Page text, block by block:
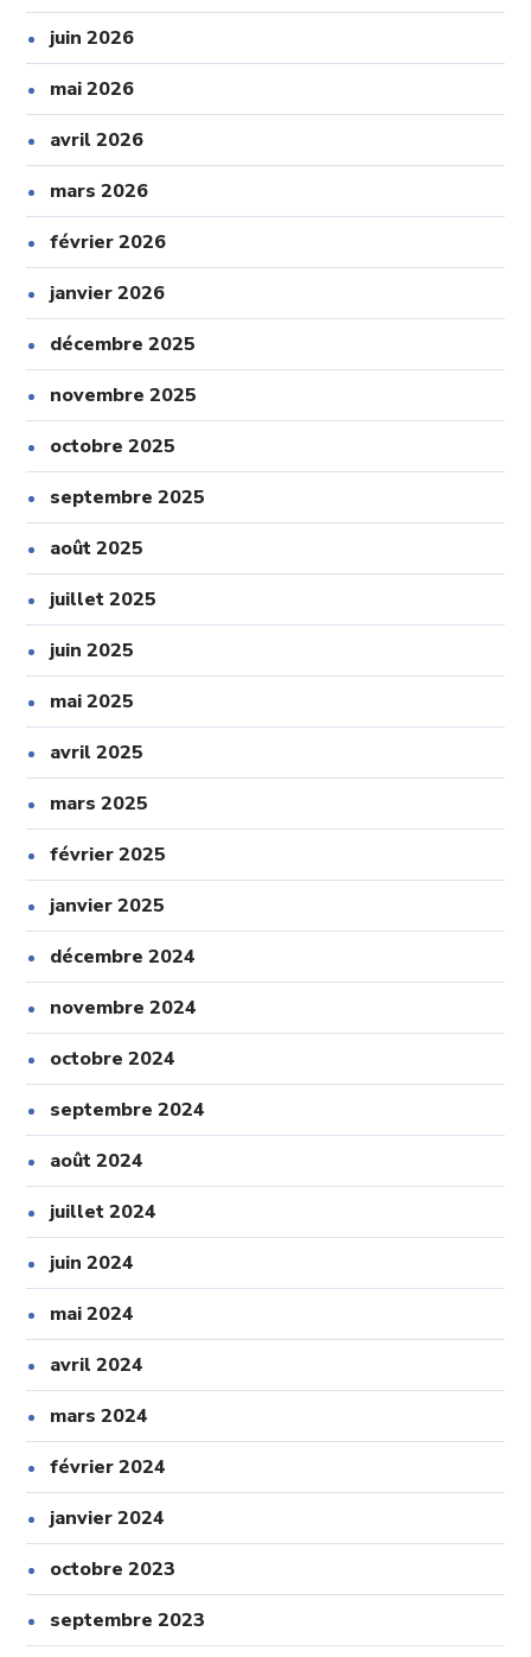
juin 2026
mai 2026
avril 2026
mars 2026
février 2026
janvier 2026
décembre 2025
novembre 2025
octobre 2025
septembre 2025
août 2025
juillet 2025
juin 2025
mai 2025
avril 2025
mars 2025
février 2025
janvier 2025
décembre 2024
novembre 2024
octobre 2024
septembre 2024
août 2024
juillet 2024
juin 2024
mai 2024
avril 2024
mars 2024
février 2024
janvier 2024
octobre 2023
septembre 2023